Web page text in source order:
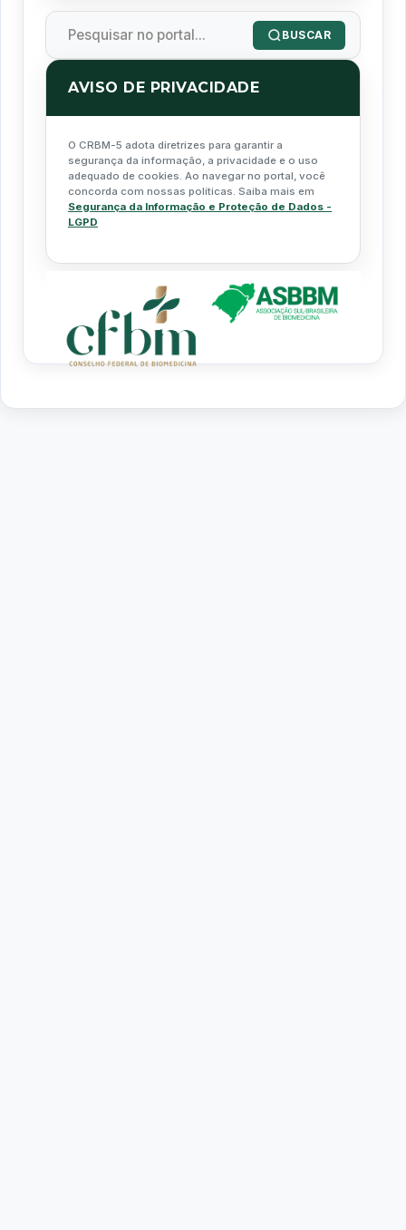
BUSCAR
AVISO DE PRIVACIDADE
O CRBM-5 adota diretrizes para garantir a
segurança da informação, a privacidade e o uso
adequado de cookies. Ao navegar no portal, você
concorda com nossas políticas. Saiba mais em
Segurança da Informação e Proteção de Dados -
LGPD